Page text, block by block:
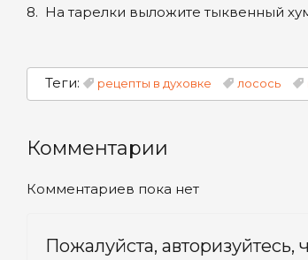
8. На тарелки выложите тыквенный
Теги: рецепты в духовке лосось
Комментарии
Комментариев пока нет
Пожалуйста, авторизуйтесь,